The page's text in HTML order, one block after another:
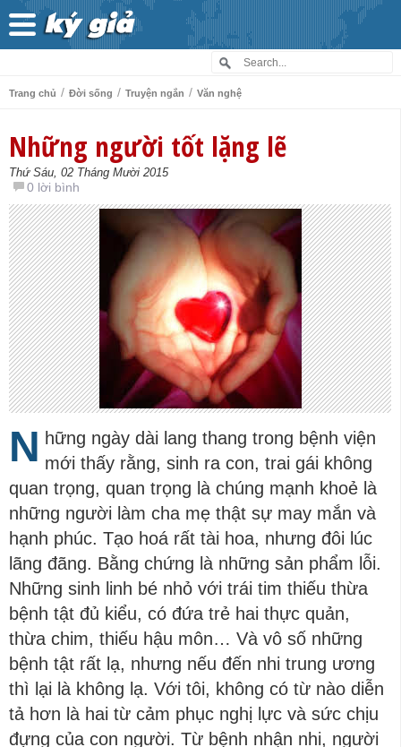
Trang chủ / Đời sống / Truyện ngắn / Văn nghệ
Những người tốt lặng lẽ
Thứ Sáu, 02 Tháng Mười 2015
0 lời bình
N hững ngày dài lang thang trong bệnh viện
mới thấy rằng, sinh ra con, trai gái không
quan trọng, quan trọng là chúng mạnh khoẻ là
những người làm cha mẹ thật sự may mắn và
hạnh phúc. Tạo hoá rất tài hoa, nhưng đôi lúc
lãng đãng. Bằng chứng là những sản phẩm lỗi.
Những sinh linh bé nhỏ với trái tim thiếu thừa
bệnh tật đủ kiểu, có đứa trẻ hai thực quản,
thừa chim, thiếu hậu môn… Và vô số những
bệnh tật rất lạ, nhưng nếu đến nhi trung ương
thì lại là không lạ. Với tôi, không có từ nào diễn
tả hơn là hai từ cảm phục nghị lực và sức chịu
đựng của con người. Từ bệnh nhận nhi, người